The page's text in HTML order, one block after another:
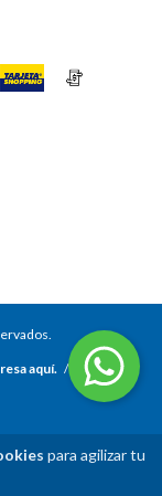
para agilizar tu
aquí. /
Botón de